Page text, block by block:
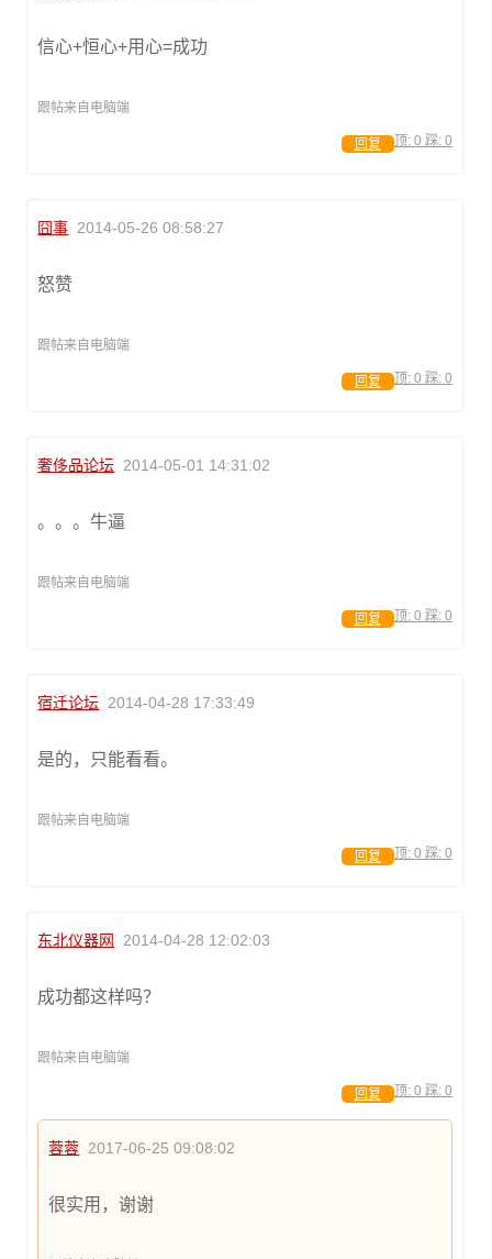
信心+恒心+用心=成功
跟帖来自电脑端
顶: 0 踩: 0
回复
囧事 2014-05-26 08:58:27
怒赞
跟帖来自电脑端
顶: 0 踩: 0
回复
奢侈品论坛 2014-05-01 14:31:02
。。。牛逼
跟帖来自电脑端
顶: 0 踩: 0
回复
宿迁论坛 2014-04-28 17:33:49
是的，只能看看。
跟帖来自电脑端
顶: 0 踩: 0
回复
东北仪器网 2014-04-28 12:02:03
成功都这样吗？
跟帖来自电脑端
顶: 0 踩: 0
回复
蓉蓉 2017-06-25 09:08:02
很实用，谢谢